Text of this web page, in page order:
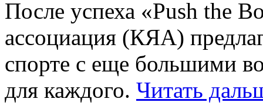
После успеха «Push the
ассоциация (КЯА)
спорте с еще большими
для каждого. Читать